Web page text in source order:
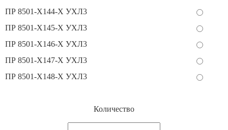
ПР 8501-Х144-Х УХЛ3
ПР 8501-Х145-Х УХЛ3
ПР 8501-Х146-Х УХЛ3
ПР 8501-Х147-Х УХЛ3
ПР 8501-Х148-Х УХЛ3
Количество